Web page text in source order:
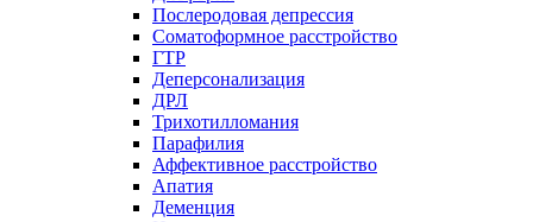
Послеродовая депрессия
Соматоформное расстройство
ГТР
Деперсонализация
ДРЛ
Трихотилломания
Парафилия
Аффективное расстройство
Апатия
Деменция